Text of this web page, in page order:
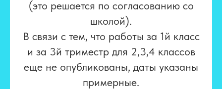
(это решается по согласованию со
школой).
В связи с тем, что работы за 1й класс
и за 3й триместр для 2,3,4 классов
еще не опубликованы, даты указаны
примерные.